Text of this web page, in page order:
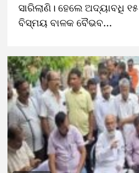
ସାରିଲାଣି। ହେଲେ ଅଦ୍ୟାବଧି
ବିସ୍ମୟ ବାଳକ ବୈଭବ...